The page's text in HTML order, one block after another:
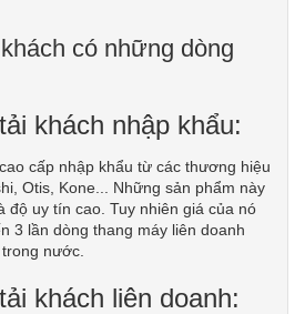
có những dòng
khách nhập khẩu:
cấp nhập khẩu từ các thương hiệu
Otis, Kone... Những sản phẩm này
độ uy tín cao. Tuy nhiên giá của nó
3 lần dòng thang máy liên doanh
nước.
khách liên doanh: